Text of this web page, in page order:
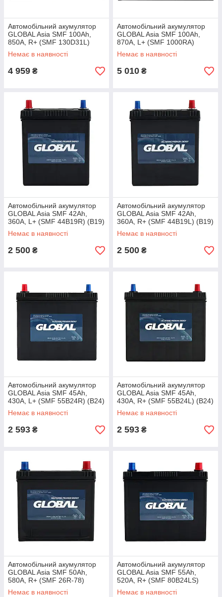
Автомобільний акумулятор
GLOBAL Asia SMF 100Ah,
850A, R+ (SMF 130D31L)
(D31), н.к.
Немає в наявності
4 959 ₴
Автомобільний акумулятор
GLOBAL Asia SMF 100Ah,
870A, L+ (SMF 1000RA)
(Heavy-Duty)
Немає в наявності
5 010 ₴
Автомобільний акумулятор
GLOBAL Asia SMF 42Ah,
360A, L+ (SMF 44B19R) (B19)
т.к.
Немає в наявності
2 500 ₴
Автомобільний акумулятор
GLOBAL Asia SMF 42Ah,
360A, R+ (SMF 44B19L) (B19)
т.к.,
Немає в наявності
2 500 ₴
Автомобільний акумулятор
GLOBAL Asia SMF 45Ah,
430A, L+ (SMF 55B24R) (B24)
т.к.
Немає в наявності
2 593 ₴
Автомобільний акумулятор
GLOBAL Asia SMF 45Ah,
430A, R+ (SMF 55B24L) (B24)
т.к.
Немає в наявності
2 593 ₴
Автомобільний акумулятор
GLOBAL Asia SMF 50Ah,
580A, R+ (SMF 26R-78)
(D20), н.к.
Немає в наявності
Автомобільний акумулятор
GLOBAL Asia SMF 55Ah,
520A, R+ (SMF 80B24LS)
(B24)
Немає в наявності